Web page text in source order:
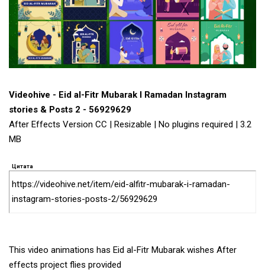
Videohive - Eid al-Fitr Mubarak I Ramadan Instagram
stories & Posts 2 - 56929629
After Effects Version CC | Resizable | No plugins required | 3.2
MB
Цитата
https://videohive.net/item/eid-alfitr-mubarak-i-ramadan-
instagram-stories-posts-2/56929629
This video animations has Eid al-Fitr Mubarak wishes After
effects project flies provided